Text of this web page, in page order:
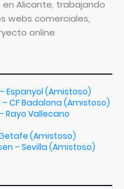
Alicante, trabajando
webs comerciales,
online
Espanyol (Amistoso)
– CF Badalona (Amistoso)
Rayo Vallecano
(Amistoso)
– Sevilla (Amistoso)